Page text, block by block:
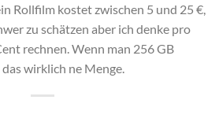
Rollfilm kostet zwischen 5 und 25 €,
zu schätzen aber ich denke pro
rechnen. Wenn man 256 GB
wirklich ne Menge.